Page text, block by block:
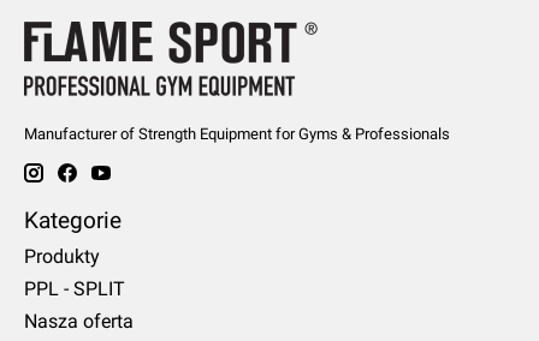
Manufacturer of Strength Equipment for Gyms & Professionals
Kategorie
Produkty
PPL - SPLIT
Nasza oferta